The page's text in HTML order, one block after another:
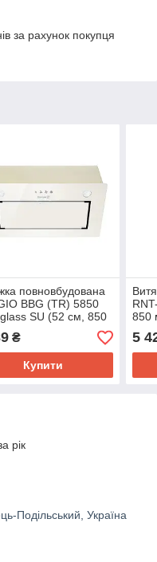
за рахунок покупця
повновбудована
BBG (TR) 5850
SU (52 см, 850
бежеве скло)
₴
Купити
850
5
рік
Подільський, Україна